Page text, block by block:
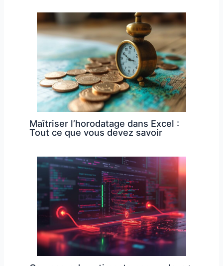
Maîtriser l’horodatage dans Excel :
Tout ce que vous devez savoir